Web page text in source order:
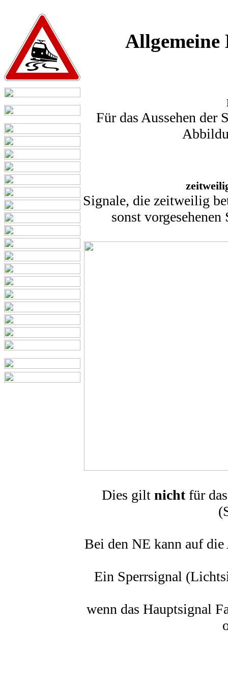
Allgemeine
Für das Aussehen der
Signale, die zeitweilig
sonst
Dies gilt nichtfür
Bei den NE kann auf
Ein Sperrsignal
wenn das Hauptsignal